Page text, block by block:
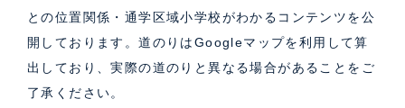
との位置関係・通学区域小学校がわかるコンテンツを公
開しております。道のりはGoogleマップを利用して算
出しており、実際の道のりと異なる場合があることをご
了承ください。